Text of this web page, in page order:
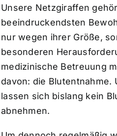
Unsere Netzgiraffen
beeindruckendsten
nur wegen ihrer Größe,
besonderen
medizinische Betreuung
davon: die Blutentnahme.
lassen sich bislang kein
abnehmen.